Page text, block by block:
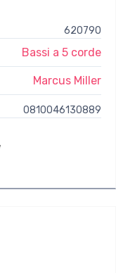
620790
Bassi a 5 corde
Marcus Miller
0810046130889